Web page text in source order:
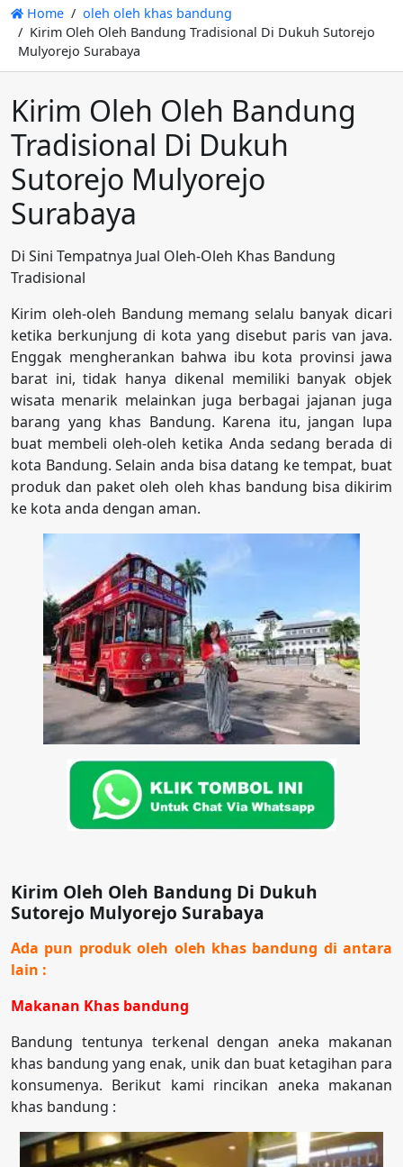
Home
oleh oleh khas bandung
Kirim Oleh Oleh Bandung Tradisional Di Dukuh Sutorejo
Mulyorejo Surabaya
Kirim Oleh Oleh Bandung
Tradisional Di Dukuh
Sutorejo Mulyorejo
Surabaya
Di Sini Tempatnya Jual Oleh-Oleh Khas Bandung
Tradisional
Kirim oleh-oleh Bandung memang selalu banyak dicari
ketika berkunjung di kota yang disebut paris van java.
Enggak mengherankan bahwa ibu kota provinsi jawa
barat ini, tidak hanya dikenal memiliki banyak objek
wisata menarik melainkan juga berbagai jajanan juga
barang yang khas Bandung. Karena itu, jangan lupa
buat membeli oleh-oleh ketika Anda sedang berada di
kota Bandung. Selain anda bisa datang ke tempat, buat
produk dan paket oleh oleh khas bandung bisa dikirim
ke kota anda dengan aman.
Kirim Oleh Oleh Bandung Di Dukuh
Sutorejo Mulyorejo Surabaya
Ada pun produk oleh oleh khas bandung di antara
lain :
Makanan Khas bandung
Bandung tentunya terkenal dengan aneka makanan
khas bandung yang enak, unik dan buat ketagihan para
konsumenya. Berikut kami rincikan aneka makanan
khas bandung :